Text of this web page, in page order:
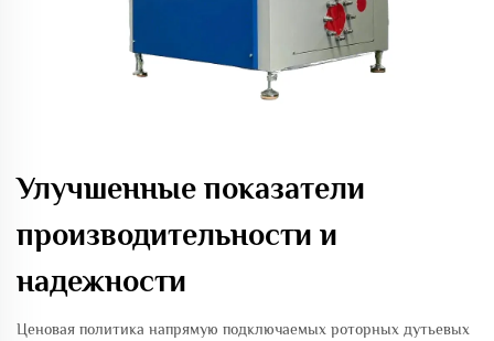
Улучшенные показатели
производительности и
надежности
Ценовая политика напрямую подключаемых роторных дутьевых